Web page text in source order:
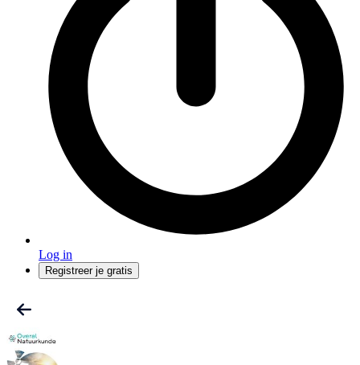
Log in
Registreer je gratis